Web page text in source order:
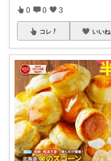
0 0 3
コレ いいね